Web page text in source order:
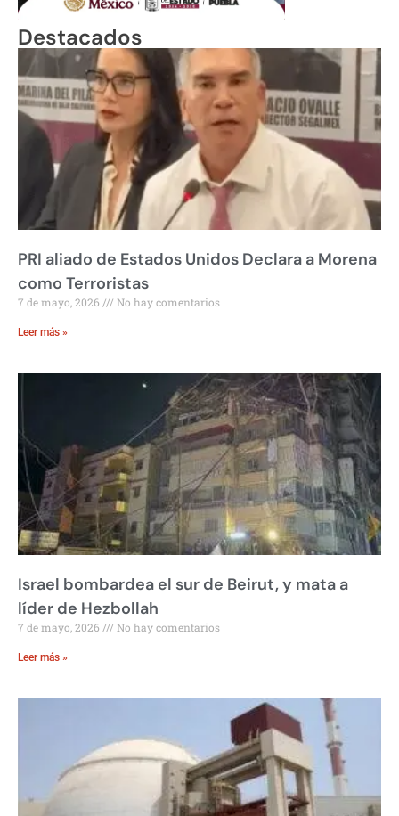
Destacados
PRI aliado de Estados Unidos Declara a Morena
como Terroristas
7 de mayo, 2026 No hay comentarios
Leer más »
Israel bombardea el sur de Beirut, y mata a
líder de Hezbollah
7 de mayo, 2026 No hay comentarios
Leer más »